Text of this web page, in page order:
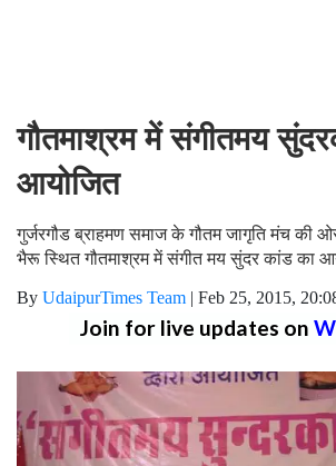
गौतमाश्रम में संगीतमय
आयोजित
गुर्जरगौड ब्राहमण समाज के गौतम जागृति मंच की
भैरू स्थित गौतमाश्रम में संगीत मय सुंदर कांड का
By UdaipurTimes Team | Feb 25, 2015,
Join for live updates on